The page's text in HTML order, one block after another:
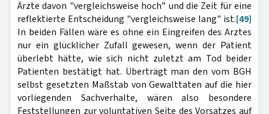
Ärzte davon "vergleichsweise hoch” und die Zeit für eine
reflektierte Entscheidung "vergleichsweise lang" ist.[49]
In beiden Fällen wäre es ohne ein Eingreifen des Arztes
nur ein glücklicher Zufall gewesen, wenn der Patient
überlebt hätte, wie sich nicht zuletzt am Tod beider
Patienten bestätigt hat. Überträgt man den vom BGH
selbst gesetzten Maßstab von Gewalttaten auf die hier
vorliegenden Sachverhalte, wären also besondere
Feststellungen zur voluntativen Seite des Vorsatzes auf